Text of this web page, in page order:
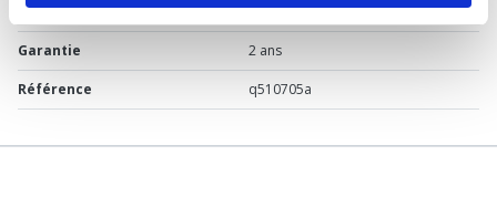
Marque Sélection P Pro
Garantie 2 ans
Référence q510705a